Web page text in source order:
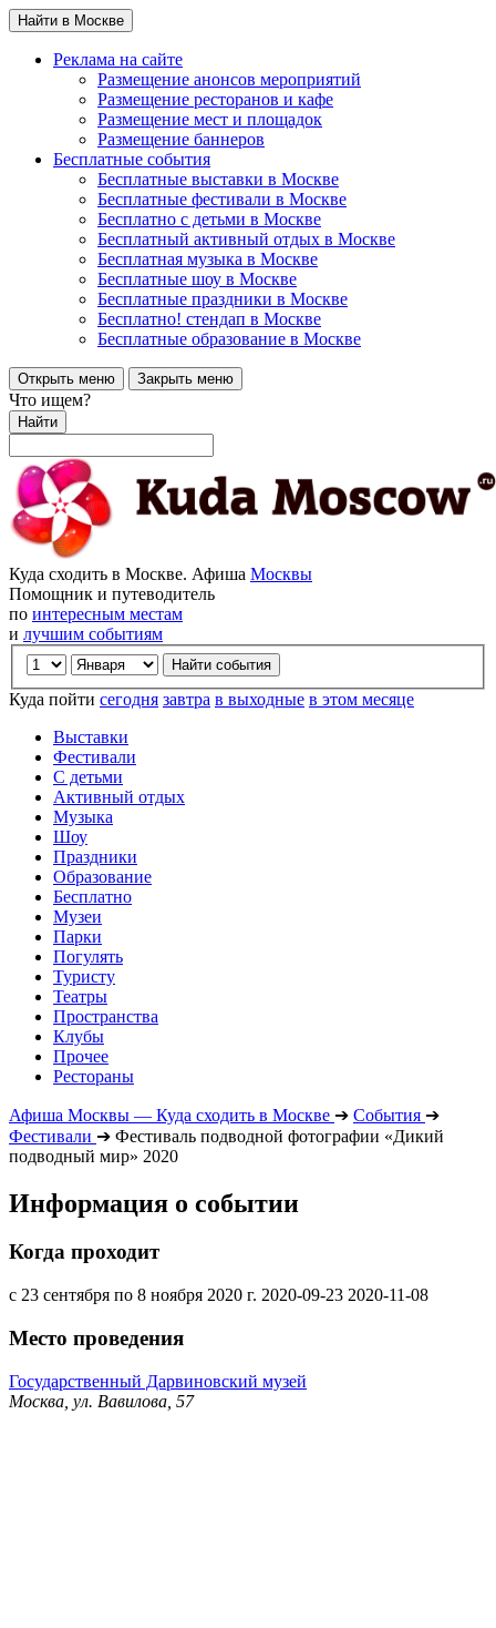
Найти в Москве
Реклама на сайте
Размещение анонсов мероприятий
Размещение ресторанов и кафе
Размещение мест и площадок
Размещение баннеров
Бесплатные события
Бесплатные выставки в Москве
Бесплатные фестивали в Москве
Бесплатно с детьми в Москве
Бесплатный активный отдых в Москве
Бесплатная музыка в Москве
Бесплатные шоу в Москве
Бесплатные праздники в Москве
Бесплатно! стендап в Москве
Бесплатные образование в Москве
Открыть меню Закрыть меню
Что ищем?
Найти
Куда сходить в Москве. Афиша Москвы
Помощник и путеводитель
по интересным местам
и лучшим событиям
Куда пойти сегодня завтра в выходные в этом месяце
Выставки
Фестивали
С детьми
Активный отдых
Музыка
Шоу
Праздники
Образование
Бесплатно
Музеи
Парки
Погулять
Туристу
Театры
Пространства
Клубы
Прочее
Рестораны
Афиша Москвы — Куда сходить в Москве ➔ События ➔
Фестивали ➔ Фестиваль подводной фотографии «Дикий
подводный мир» 2020
Информация о событии
Когда проходит
с 23 сентября по 8 ноября 2020 г. 2020-09-23 2020-11-08
Место проведения
Государственный Дарвиновский музей
Москва, ул. Вавилова, 57